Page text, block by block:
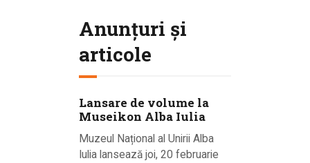
Anunțuri și
articole
Lansare de volume la
Museikon Alba Iulia
Muzeul Național al Unirii Alba
Iulia lansează joi, 20 februarie